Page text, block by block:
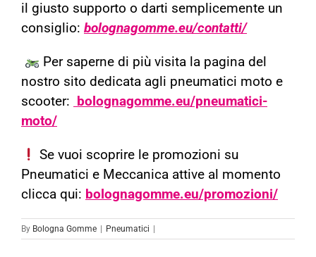
il giusto supporto o darti semplicemente un
consiglio: bolognagomme.eu/contatti/
Per saperne di più visita la pagina del
nostro sito dedicata agli pneumatici moto e
scooter:
bolognagomme.eu/pneumatici-
moto/
Se vuoi scoprire le promozioni su
Pneumatici e Meccanica attive al momento
clicca qui: bolognagomme.eu/promozioni/
By Bologna Gomme Pneumatici